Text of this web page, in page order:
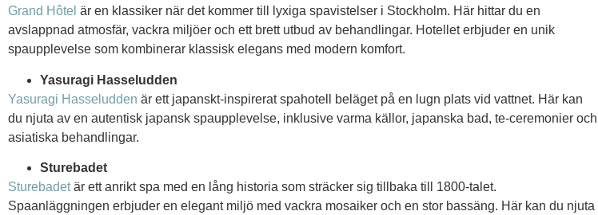
Grand Hôtel är en klassiker när det kommer till lyxiga spavistelser i Stockholm. Här hittar du en
avslappnad atmosfär, vackra miljöer och ett brett utbud av behandlingar. Hotellet erbjuder en unik
spaupplevelse som kombinerar klassisk elegans med modern komfort.
Yasuragi Hasseludden
Yasuragi Hasseludden är ett japanskt-inspirerat spahotell beläget på en lugn plats vid vattnet. Här kan
du njuta av en autentisk japansk spaupplevelse, inklusive varma källor, japanska bad, te-ceremonier och
asiatiska behandlingar.
Sturebadet
Sturebadetär ett anrikt spa med en lång historia som sträcker sig tillbaka till 1800-talet.
Spaanläggningen erbjuder en elegant miljö med vackra mosaiker och en stor bassäng. Här kan du njuta